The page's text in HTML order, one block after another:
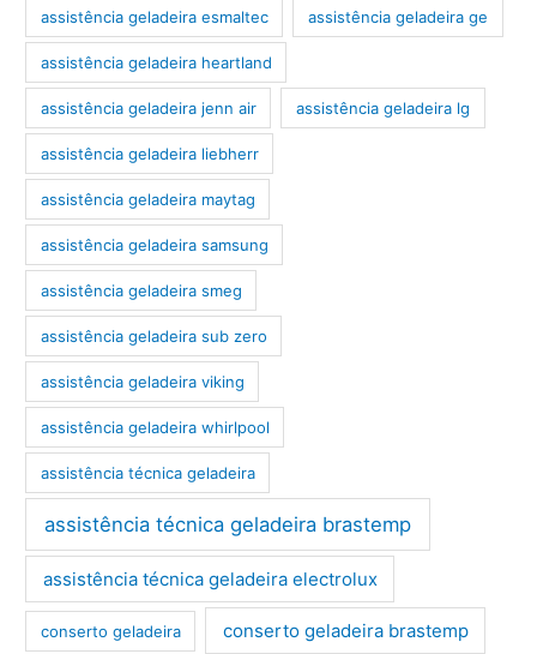
assistência geladeira esmaltec assistência geladeira ge
assistência geladeira heartland
assistência geladeira jenn air assistência geladeira lg
assistência geladeira liebherr
assistência geladeira maytag
assistência geladeira samsung
assistência geladeira smeg
assistência geladeira sub zero
assistência geladeira viking
assistência geladeira whirlpool
assistência técnica geladeira
assistência técnica geladeira brastemp
assistência técnica geladeira electrolux
conserto geladeira conserto geladeira brastemp